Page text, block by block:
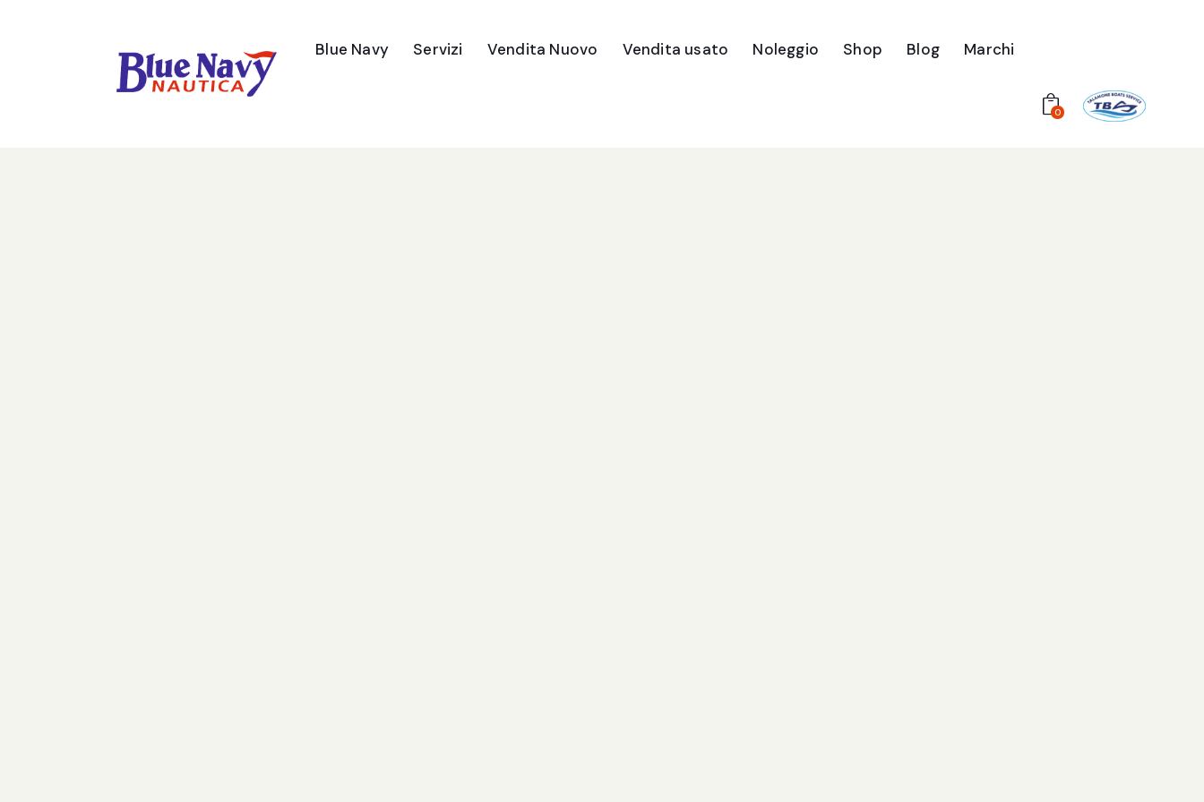
Blue Navy Servizi Vendita Nuovo Vendita usato Noleggio Shop Blog Marchi
0